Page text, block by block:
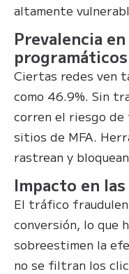
altamente
Prevalencia
programáticos
Ciertas redes ven
como 46.9%. Sin
corren el riesgo
sitios de MFA.
rastrean y
Impacto en
El tráfico
conversión, lo que
sobreestimen la
no se filtran los